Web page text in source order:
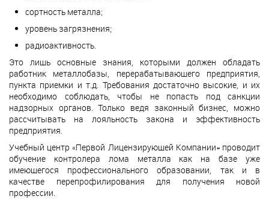
сортность металла;
уровень загрязнения;
радиоактивность.
Это лишь основные знания, которыми должен обладать
работник металлобазы, перерабатывающего предприятия,
пункта приемки и т.д. Требования достаточно высокие, и их
необходимо соблюдать, чтобы не попасть под санкции
надзорных органов. Только ведя законный бизнес, можно
рассчитывать на лояльность закона и эффективность
предприятия.
Учебный центр «Первой Лицензирующей Компании» проводит
обучение контролера лома металла как на базе уже
имеющегося профессионального образовании, так и в
качестве перепрофилирования для получения новой
профессии.